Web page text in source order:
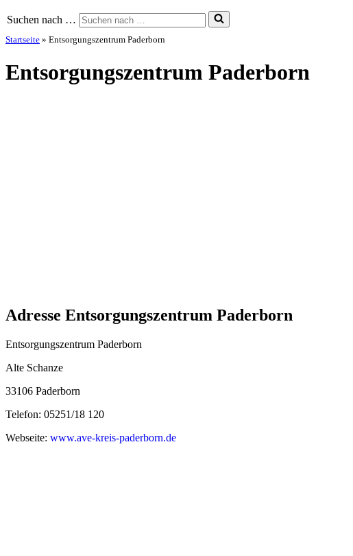
Suchen nach …
Startseite » Entsorgungszentrum Paderborn
Entsorgungszentrum Paderborn
Adresse Entsorgungszentrum Paderborn
Entsorgungszentrum Paderborn
Alte Schanze
33106 Paderborn
Telefon: 05251/18 120
Webseite: www.ave-kreis-paderborn.de